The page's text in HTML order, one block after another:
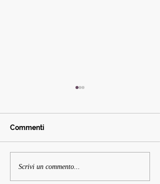
Non dimenticare i sogni
dei bambini
Commenti
Scrivi un commento...